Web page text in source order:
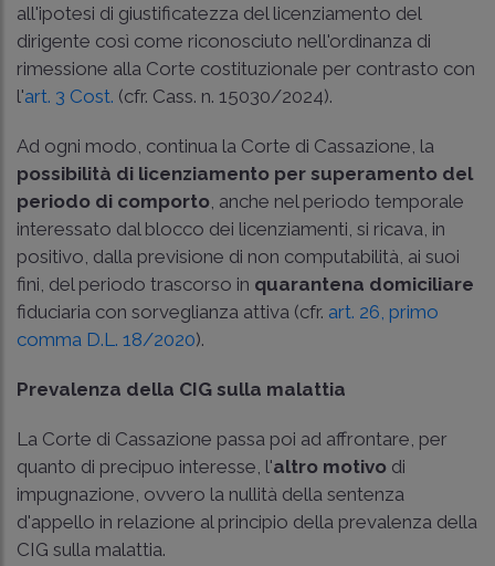
all'ipotesi di giustificatezza del licenziamento del
dirigente così come riconosciuto nell'ordinanza di
rimessione alla Corte costituzionale per contrasto con
l'art. 3 Cost. (cfr. Cass. n. 15030/2024).
Ad ogni modo, continua la Corte di Cassazione, la
possibilità di licenziamento per superamento del
periodo di comporto , anche nel periodo temporale
interessato dal blocco dei licenziamenti, si ricava, in
positivo, dalla previsione di non computabilità, ai suoi
fini, del periodo trascorso in quarantena domiciliare
fiduciaria con sorveglianza attiva (cfr. art. 26, primo
comma D.L. 18/2020).
Prevalenza della CIG sulla malattia
La Corte di Cassazione passa poi ad affrontare, per
quanto di precipuo interesse, l'altro motivo di
impugnazione, ovvero la nullità della sentenza
d'appello in relazione al principio della prevalenza della
CIG sulla malattia.